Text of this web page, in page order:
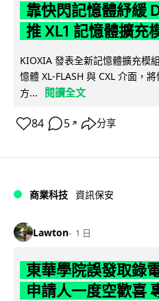
靠快閃記憶體紓緩
推 XL1 記憶體擴充
KIOXIA 發表全新記憶體擴充模
憶體 XL-FLASH 與 CXL 介面，
方...
閱讀全文
84 5 ↗ 分享
商業科技 資訊保安
Lawton 1 日
東華學院誤發取錄
申請人一度空歡喜